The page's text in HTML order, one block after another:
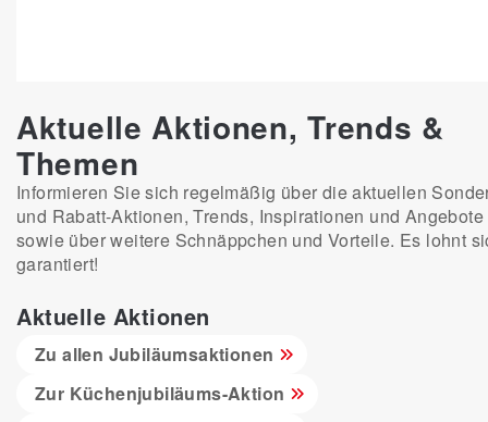
Aktuelle Aktionen, Trends &
Themen
Informieren Sie sich regelmäßig über die aktuellen
und Rabatt-Aktionen, Trends, Inspirationen und Angebote
sowie über weitere Schnäppchen und Vorteile. Es lohnt
garantiert!
Aktuelle Aktionen
Zu allen Jubiläumsaktionen
Zur Küchenjubiläums-Aktion